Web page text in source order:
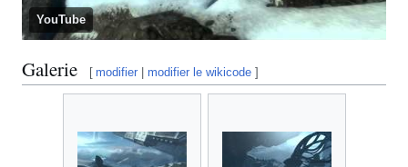
YouTube
Galerie [ modifier |modifier le wikicode ]